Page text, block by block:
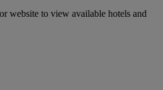
website to view available hotels and